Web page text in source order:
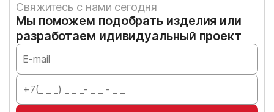
Свяжитесь с нами сегодня
Мы поможем подобрать изделия или
разработаем идивидуальный проект